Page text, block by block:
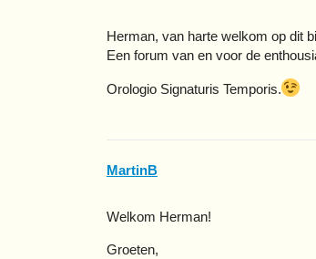
Herman, van harte welkom op dit
Een forum van en voor de
Orologio Signaturis Temporis.
MartinB
Welkom Herman!
Groeten,